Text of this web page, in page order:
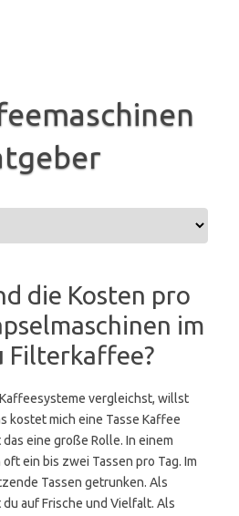
die Kosten pro
im
Filterkaffee?
vergleichst, willst
kostet mich eine Tasse Kaffee
eine große Rolle. In einem
ein bis zwei Tassen pro Tag. Im
Tassen getrunken. Als
auf Frische und Vielfalt. Als